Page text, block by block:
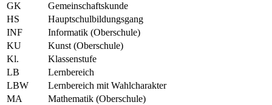
GK
Gemeinschaftskunde
HS
Hauptschulbildungsgang
INF
Informatik (Oberschule)
KU
Kunst (Oberschule)
Kl.
Klassenstufe
LB
Lernbereich
LBW
Lernbereich mit Wahlcharakter
MA
Mathematik (Oberschule)